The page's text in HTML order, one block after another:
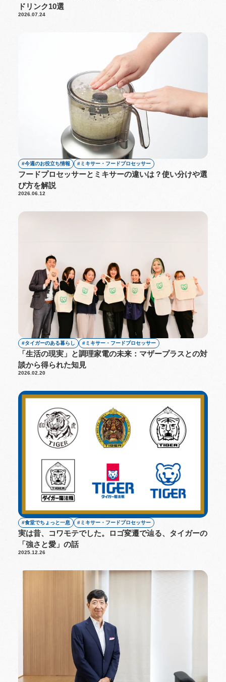
ドリンク10選
2026.07.24
今週のお役立ち情報 ミキサー・フードプロセッサー
フードプロセッサーとミキサーの違いは？使い分けや選
び方を解説
2026.06.12
タイガーのある暮らし ミキサー・フードプロセッサー
「生活の現実」と調理家電の未来：マザープラスとの対
談から得られた知見
2026.02.20
食堂でちょっと一息 ミキサー・フードプロセッサー
実は昔、コワモテでした。ロゴ変遷で辿る、タイガーの
「強さと愛」の話
2025.12.26